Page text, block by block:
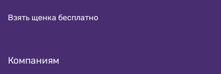
Взять щенка бесплатно
Компаниям